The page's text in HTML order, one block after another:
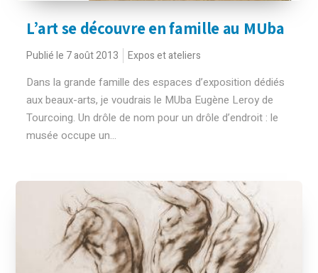
L’art se découvre en famille au MUba
Publié le 7 août 2013 Expos et ateliers
Dans la grande famille des espaces d’exposition dédiés
aux beaux-arts, je voudrais le MUba Eugène Leroy de
Tourcoing. Un drôle de nom pour un drôle d’endroit : le
musée occupe un...